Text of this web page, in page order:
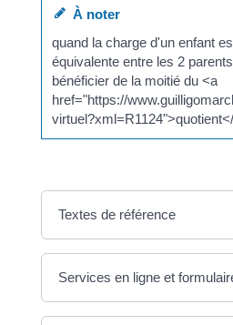
À noter
quand la charge d'un enfant
équivalente entre les 2
bénéficier de la moitié du <a
href="https://
Textes de référence
Services en ligne et